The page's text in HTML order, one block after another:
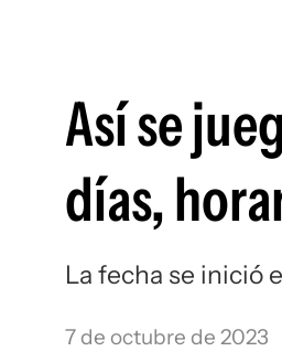
Así se
días,
La fecha se inició
7 de octubre de 2023